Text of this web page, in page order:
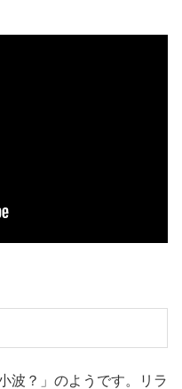
波？」のようです。リラ